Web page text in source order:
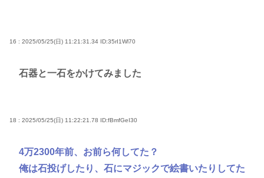
16 : 2025/05/25(日) 11:21:31.34 ID:35rI1Wl70
石器と一石をかけてみました
18 : 2025/05/25(日) 11:22:21.78 ID:fBmfGeI30
4万2300年前、お前ら何してた？
俺は石投げしたり、石にマジックで絵書いたりしてた